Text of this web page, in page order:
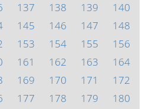
137 138 139
140
145 146 147
148
153 154 155
156
161 162 163
164
169 170 171
172
177 178 179
180